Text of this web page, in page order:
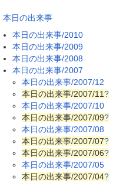
最終更新
一覧
単語検索
本日の出来事
本日の出来事/2010
本日の出来事/2009
本日の出来事/2008
本日の出来事/2007
本日の出来事/2007/12
本日の出来事/2007/11?
本日の出来事/2007/10
本日の出来事/2007/09?
本日の出来事/2007/08
本日の出来事/2007/07?
本日の出来事/2007/06?
本日の出来事/2007/05
本日の出来事/2007/04?